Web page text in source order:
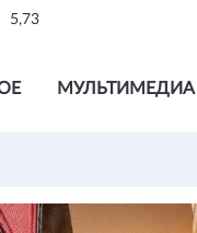
5,73
МУЛЬТИМЕДИА